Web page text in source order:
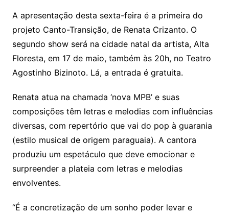
o
o
m
A apresentação desta sexta-feira é a primeira do
projeto Canto-Transição, de Renata Crizanto. O
segundo show será na cidade natal da artista, Alta
Floresta, em 17 de maio, também às 20h, no Teatro
Agostinho Bizinoto. Lá, a entrada é gratuita.
Renata atua na chamada ‘nova MPB’ e suas
composições têm letras e melodias com influências
diversas, com repertório que vai do pop à guarania
(estilo musical de origem paraguaia). A cantora
produziu um espetáculo que deve emocionar e
surpreender a plateia com letras e melodias
envolventes.
“É a concretização de um sonho poder levar e